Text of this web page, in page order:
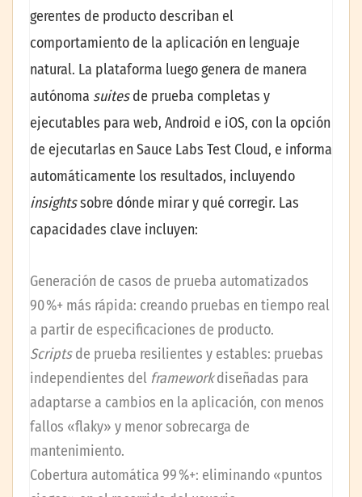
gerentes de producto describan el
comportamiento de la aplicación en lenguaje
natural. La plataforma luego genera de manera
autónoma suitesde prueba completas y
ejecutables para web, Android e iOS, con la opción
de ejecutarlas en Sauce Labs Test Cloud, e informa
automáticamente los resultados, incluyendo
insightssobre dónde mirar y qué corregir. Las
capacidades clave incluyen:
Generación de casos de prueba automatizados
90 %+ más rápida: creando pruebas en tiempo real
a partir de especificaciones de producto.
Scriptsde prueba resilientes y estables: pruebas
independientes del frameworkdiseñadas para
adaptarse a cambios en la aplicación, con menos
fallos «flaky» y menor sobrecarga de
mantenimiento.
Cobertura automática 99 %+: eliminando «puntos